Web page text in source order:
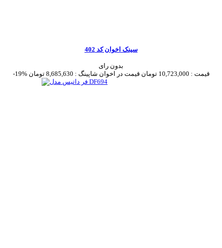
سینک اخوان کد 402
بدون رای
-19%
قیمت : 10,723,000 تومان قیمت در اخوان شاپینگ : 8,685,630 تومان